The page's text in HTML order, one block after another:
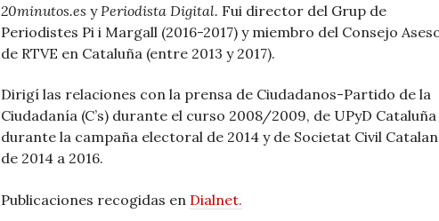
20minutos.es y Periodista Digital. Fui director del Grup de
Periodistes Pi i Margall (2016-2017) y miembro del Consejo
de RTVE en Cataluña (entre 2013 y 2017).
Dirigí las relaciones con la prensa de Ciudadanos-Partido de la
Ciudadanía (C’s) durante el curso 2008/2009, de UPyD Cataluña
durante la campaña electoral de 2014 y de Societat Civil
de 2014 a 2016.
Publicaciones recogidas en Dialnet.